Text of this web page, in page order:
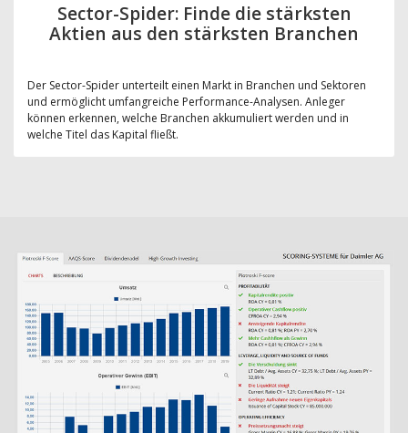
Sector-Spider: Finde die stärksten
Aktien aus den stärksten Branchen
Der Sector-Spider unterteilt einen Markt in Branchen und Sektoren
und ermöglicht umfangreiche Performance-Analysen. Anleger
können erkennen, welche Branchen akkumuliert werden und in
welche Titel das Kapital fließt.